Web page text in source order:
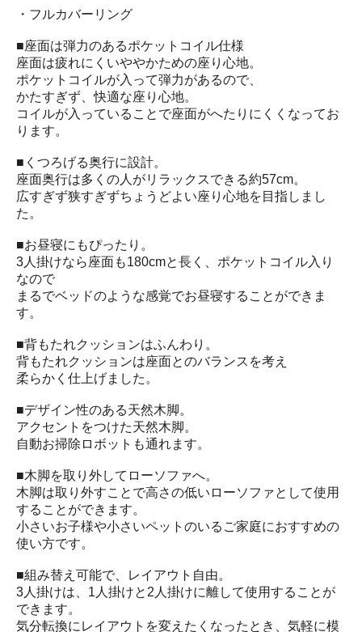
・フルカバーリング
■座面は弾力のあるポケットコイル仕様
座面は疲れにくいややかための座り心地。
ポケットコイルが入って弾力があるので、
かたすぎず、快適な座り心地。
コイルが入っていることで座面がへたりにくくなってお
ります。
■くつろげる奥行に設計。
座面奥行は多くの人がリラックスできる約57cm。
広すぎず狭すぎずちょうどよい座り心地を目指しまし
た。
■お昼寝にもぴったり。
3人掛けなら座面も180cmと長く、ポケットコイル入り
なので
まるでベッドのような感覚でお昼寝することができま
す。
■背もたれクッションはふんわり。
背もたれクッションは座面とのバランスを考え
柔らかく仕上げました。
■デザイン性のある天然木脚。
アクセントをつけた天然木脚。
自動お掃除ロボットも通れます。
■木脚を取り外してローソファへ。
木脚は取り外すことで高さの低いローソファとして使用
することができます。
小さいお子様や小さいペットのいるご家庭におすすめの
使い方です。
■組み替え可能で、レイアウト自由。
3人掛けは、1人掛けと2人掛けに離して使用することが
できます。
気分転換にレイアウトを変えたくなったとき、気軽に模